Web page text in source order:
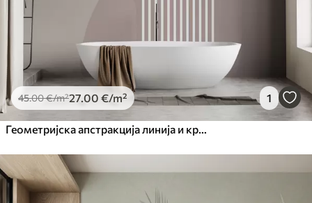
45.00€/m²27 .00 €/m² 1